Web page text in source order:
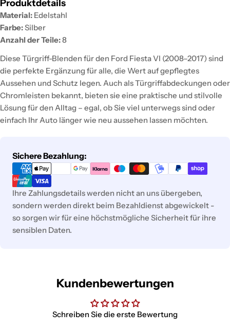
Produktdetails
Material: Edelstahl
Farbe:Silber
Anzahl der Teile:8
Diese Türgriff-Blenden für den Ford Fiesta VI (2008–2017) sind
die perfekte Ergänzung für alle, die Wert auf gepflegtes
Aussehen und Schutz legen. Auch als Türgriffabdeckungen oder
Chromleisten bekannt, bieten sie eine praktische und stilvolle
Lösung für den Alltag – egal, ob Sie viel unterwegs sind oder
einfach Ihr Auto länger wie neu aussehen lassen möchten.
Sichere Bezahlung:
Zahlungsmethoden
Ihre Zahlungsdetails werden nicht an uns übergeben,
sondern werden direkt beim Bezahldienst abgewickelt -
so sorgen wir für eine höchstmögliche Sicherheit für ihre
sensiblen Daten.
Kundenbewertungen
Schreiben Sie die erste Bewertung